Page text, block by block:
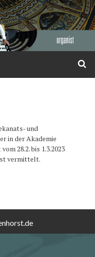
und
in der Akademie
28.2. bis 1.3.2023
vermittelt.